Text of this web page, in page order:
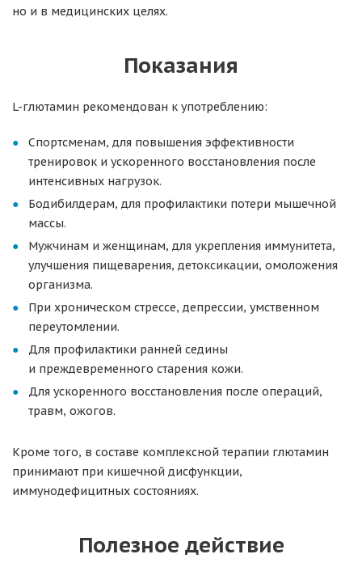
но и в медицинских целях.
Показания
L-глютамин рекомендован к употреблению:
Спортсменам, для повышения эффективности
тренировок и ускоренного восстановления после
интенсивных нагрузок.
Бодибилдерам, для профилактики потери мышечной
массы.
Мужчинам и женщинам, для укрепления иммунитета,
улучшения пищеварения, детоксикации, омоложения
организма.
При хроническом стрессе, депрессии, умственном
переутомлении.
Для профилактики ранней седины
и преждевременного старения кожи.
Для ускоренного восстановления после операций,
травм, ожогов.
Кроме того, в составе комплексной терапии глютамин
принимают при кишечной дисфункции,
иммунодефицитных состояниях.
Полезное действие